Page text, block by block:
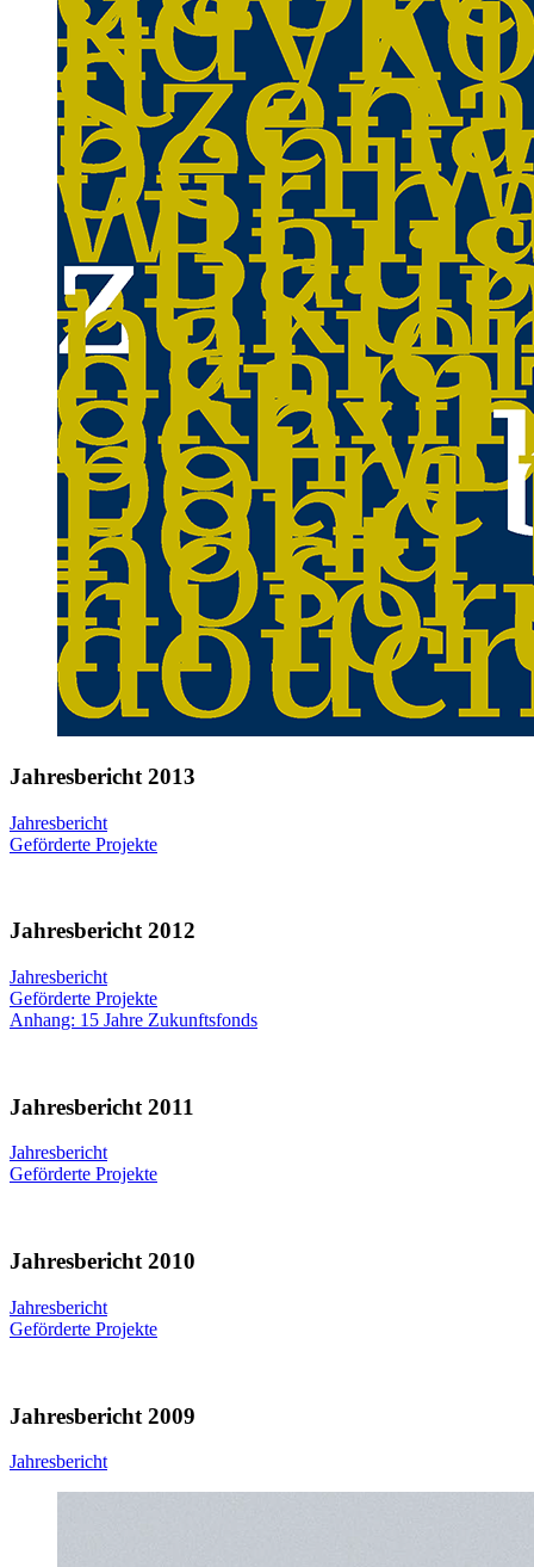
Jahresbericht 2013
Jahresbericht
Geförderte Projekte
Jahresbericht 2012
Jahresbericht
Geförderte Projekte
Anhang: 15 Jahre Zukunftsfonds
Jahresbericht 2011
Jahresbericht
Geförderte Projekte
Jahresbericht 2010
Jahresbericht
Geförderte Projekte
Jahresbericht 2009
Jahresbericht